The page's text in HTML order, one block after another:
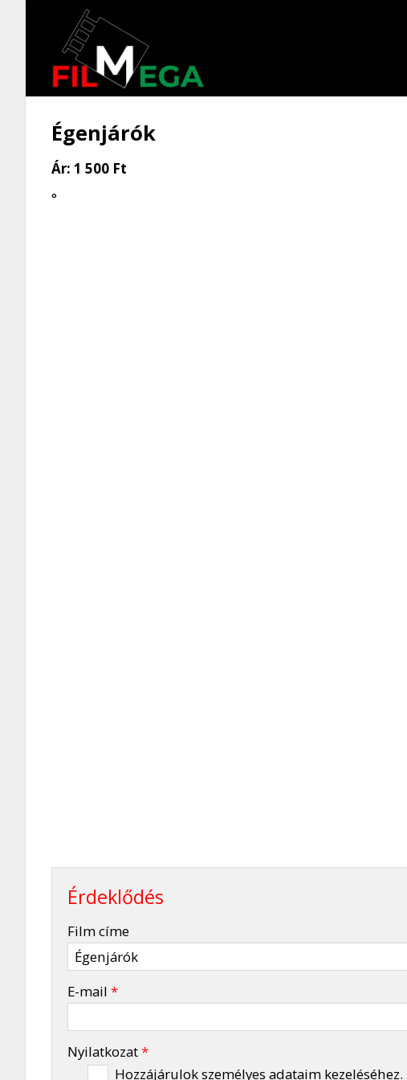
Égenjárók
Ár: 1 500 Ft
°
Érdeklődés
Film címe
E-mail *
Nyilatkozat*
Hozzájárulok személyes adataim kezeléséhez.